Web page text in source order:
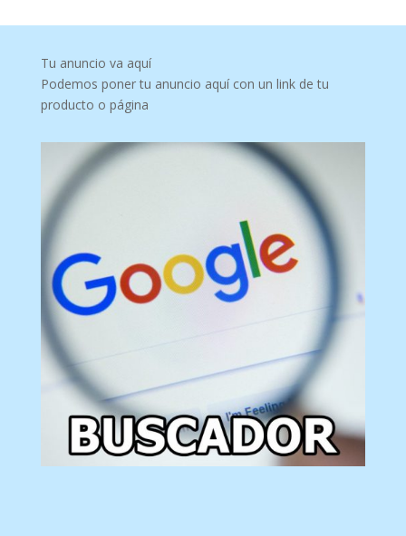
Tu anuncio va aquí
Podemos poner tu anuncio aquí con un link de tu
producto o página